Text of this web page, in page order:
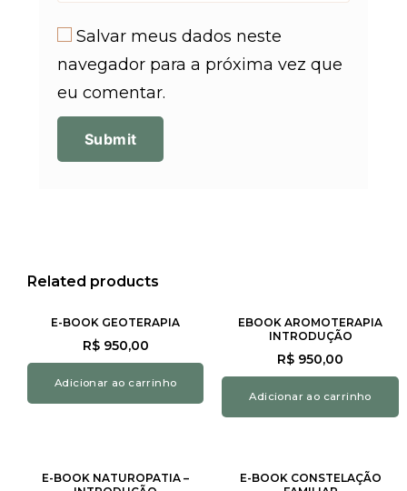
Salvar meus dados neste
navegador para a próxima vez que
eu comentar.
Related products
E-BOOK GEOTERAPIA
R$950,00
Adicionar ao carrinho
EBOOK AROMOTERAPIA
INTRODUÇÃO
R$ 950,00
Adicionar ao carrinho
E-BOOK NATUROPATIA –
E-BOOK CONSTELAÇÃO